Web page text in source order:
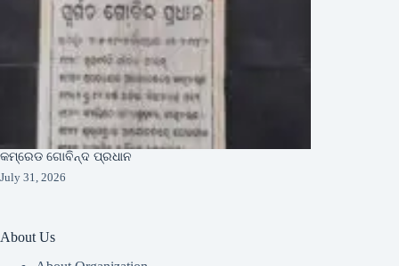
କମ୍ରେଡ ଗୋବିନ୍ଦ ପ୍ରଧାନ
July 31, 2026
About Us